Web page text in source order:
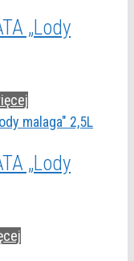
„Lody
„Lody